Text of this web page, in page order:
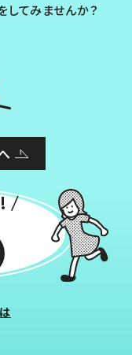
してみませんか？